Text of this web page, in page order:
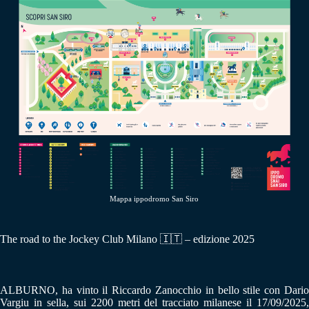
Mappa ippodromo San Siro
The road to the Jockey Club Milano 🇮🇹 – edizione 2025
ALBURNO, ha vinto il Riccardo Zanocchio in bello stile con Dario
Vargiu in sella, sui 2200 metri del tracciato milanese il 17/09/2025,